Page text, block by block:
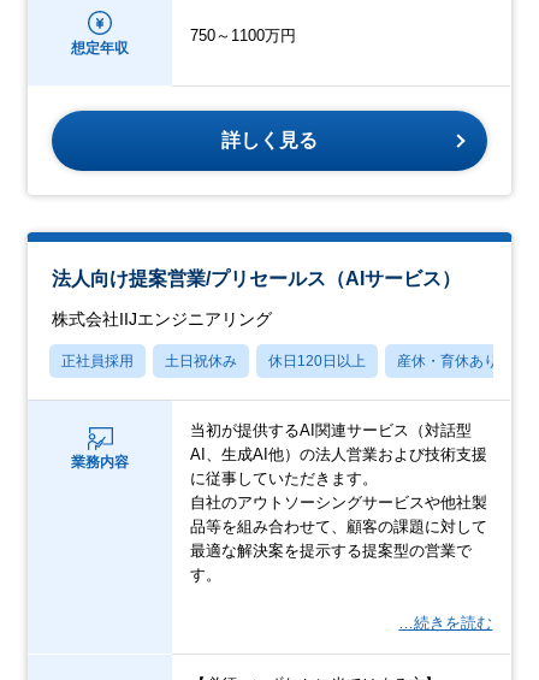
想定年収
750～1100万円
詳しく見る
法人向け提案営業/プリセールス（AIサービス）
株式会社IIJエンジニアリング
正社員採用 土日祝休み 休日120日以上 産休・育休あり
業務内容
当初が提供するAI関連サービス（対話型
AI、生成AI他）の法人営業および技術支援
に従事していただきます。
自社のアウトソーシングサービスや他社製
品等を組み合わせて、顧客の課題に対して
最適な解決案を提示する提案型の営業で
す。
…続きを読む